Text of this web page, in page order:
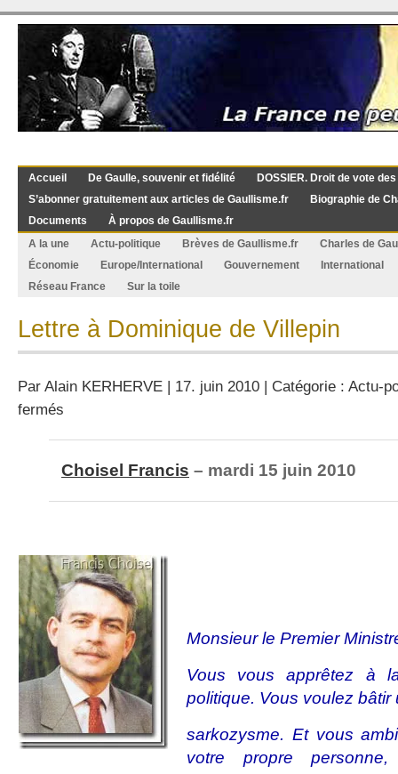
Accueil De Gaulle, souvenir et fidélité
DOSSIER. Droit de vote
S’abonner gratuitement aux articles de Gaullisme.fr
Biographie de
Documents
À propos de Gaullisme.fr
A la une
Actu-politique Brèves de Gaullisme.fr
Charles de
Économie
Europe/International Gouvernement
International
Réseau France
Sur la toile
Lettre à Dominique de Villepin
Par Alain KERHERVE | 17. juin 2010 | Catégorie : Actu-
fermés
de
Choisel Francis – mardi 15 juin 2010
Monsieur le Premier
Vous vous apprêtez à
politique. Vous voulez bâtir
sarkozysme. Et vous
votre propre